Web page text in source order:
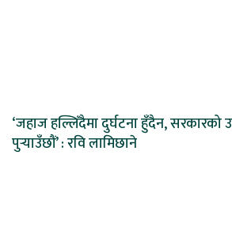
‘जहाज हल्लिँदैमा दुर्घटना हुँदैन, सरकारको
पुर्‍याउँछौं’ : रवि लामिछाने